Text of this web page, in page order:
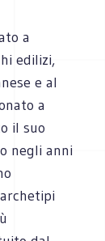
a
edilizi,
e al
a
il suo
negli anni